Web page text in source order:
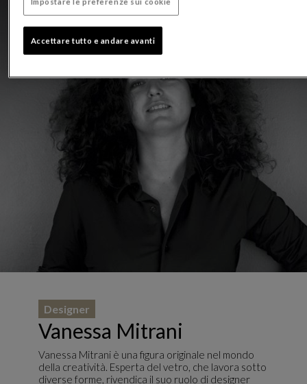
Vanessa Mitrani
Designer
Vanessa Mitrani è una figura originale nel mondo
della creatività. Esperta del vetro, che lavora sotto
diverse forme, rivendica il suo ruolo di designer
Accettare tutto e andare avanti